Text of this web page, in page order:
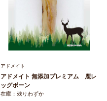
アドメイト
アドメイト 無添加プレミアム 鹿レ
ッグボーン
在庫：残りわずか